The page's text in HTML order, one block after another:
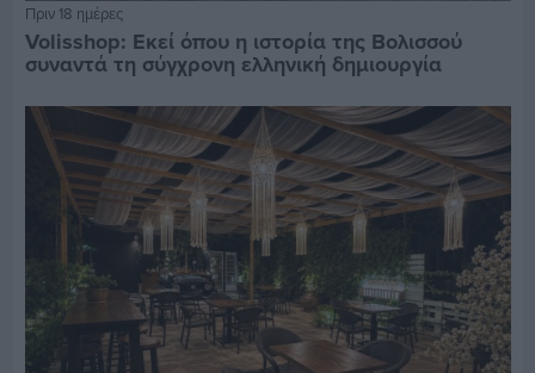
Πριν 18 ημέρες
Volisshop: Εκεί όπου η ιστορία της Βολισσού
συναντά τη σύγχρονη ελληνική δημιουργία